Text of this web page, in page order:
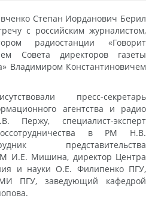
Степан Иорданович Берил
с российским журналистом,
радиостанции «Говорит
Совета директоров газеты
Владимиром Константиновичем
пресс-секретарь
агентства и радио
Пержу, специалист-эксперт
в РМ Н.В.
представительства
И.Е. Мишина, директор Центра
и науки О.Е. Филипенко ПГУ,
ПГУ, заведующий кафедрой